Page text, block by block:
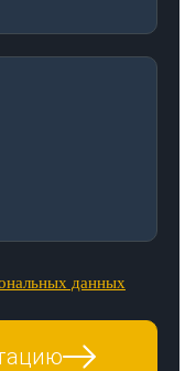
данных